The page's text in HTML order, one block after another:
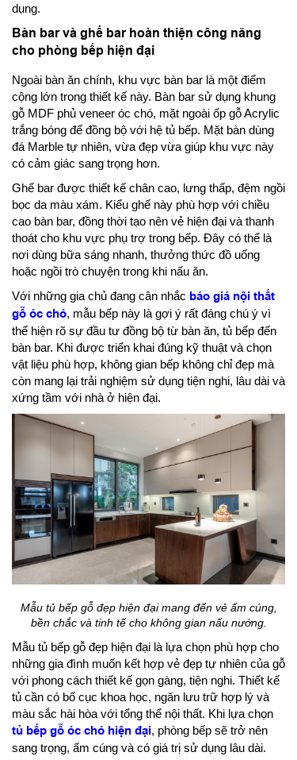
dụng.
Bàn bar và ghế bar hoàn thiện công năng
cho phòng bếp hiện đại
Ngoài bàn ăn chính, khu vực bàn bar là một điểm
cộng lớn trong thiết kế này. Bàn bar sử dụng khung
gỗ MDF phủ veneer óc chó, mặt ngoài ốp gỗ Acrylic
trắng bóng để đồng bộ với hệ tủ bếp. Mặt bàn dùng
đá Marble tự nhiên, vừa đẹp vừa giúp khu vực này
có cảm giác sang trọng hơn.
Ghế bar được thiết kế chân cao, lưng thấp, đệm ngồi
bọc da màu xám. Kiểu ghế này phù hợp với chiều
cao bàn bar, đồng thời tạo nên vẻ hiện đại và thanh
thoát cho khu vực phụ trợ trong bếp. Đây có thể là
nơi dùng bữa sáng nhanh, thưởng thức đồ uống
hoặc ngồi trò chuyện trong khi nấu ăn.
Với những gia chủ đang cân nhắc báo giá nội thất
gỗ óc chó, mẫu bếp này là gợi ý rất đáng chú ý vì
thể hiện rõ sự đầu tư đồng bộ từ bàn ăn, tủ bếp đến
bàn bar. Khi được triển khai đúng kỹ thuật và chọn
vật liệu phù hợp, không gian bếp không chỉ đẹp mà
còn mang lại trải nghiệm sử dụng tiện nghi, lâu dài và
xứng tầm với nhà ở hiện đại.
Mẫu tủ bếp gỗ đẹp hiện đại mang đến vẻ ấm cúng,
bền chắc và tinh tế cho không gian nấu nướng.
Mẫu tủ bếp gỗ đẹp hiện đại là lựa chọn phù hợp cho
những gia đình muốn kết hợp vẻ đẹp tự nhiên của gỗ
với phong cách thiết kế gọn gàng, tiện nghi. Thiết kế
tủ cần có bố cục khoa học, ngăn lưu trữ hợp lý và
màu sắc hài hòa với tổng thể nội thất. Khi lựa chọn
tủ bếp gỗ óc chó hiện đại, phòng bếp sẽ trở nên
sang trọng, ấm cúng và có giá trị sử dụng lâu dài.